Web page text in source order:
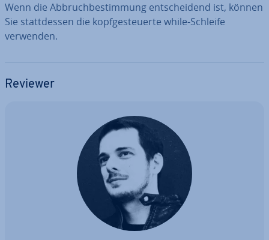
Wenn die Ab­bruch­be­stim­mung ent­schei­dend ist, können
Sie statt­des­sen die kopf­ge­steu­er­te while-Schleife
verwenden.
Reviewer